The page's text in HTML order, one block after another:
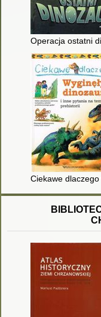
Operacja ostatni
Ciekawe